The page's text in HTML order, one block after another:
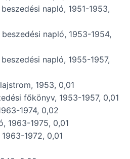
napló, 1951-1953,
napló, 1953-1954,
napló, 1955-1957,
1953, 0,01
főkönyv, 1953-1957, 0,01
1974, 0,02
1963-1975, 0,01
1972, 0,01